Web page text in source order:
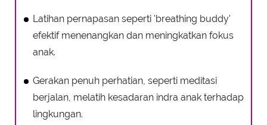
Latihan pernapasan seperti 'breathing buddy'
efektif menenangkan dan meningkatkan fokus
anak.
Gerakan penuh perhatian, seperti meditasi
berjalan, melatih kesadaran indra anak terhadap
lingkungan.